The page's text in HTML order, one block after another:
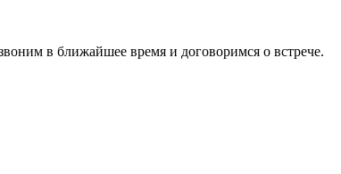
в ближайшее время и договоримся о встрече.